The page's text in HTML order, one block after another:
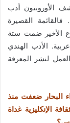
الأوروبيون أدب
فالقائمة القصيرة
الأخير ضمت ستة
الأدب الهندي
لنشر المعرفة
البحار ضعفت منذ
الإنكليزية غداة